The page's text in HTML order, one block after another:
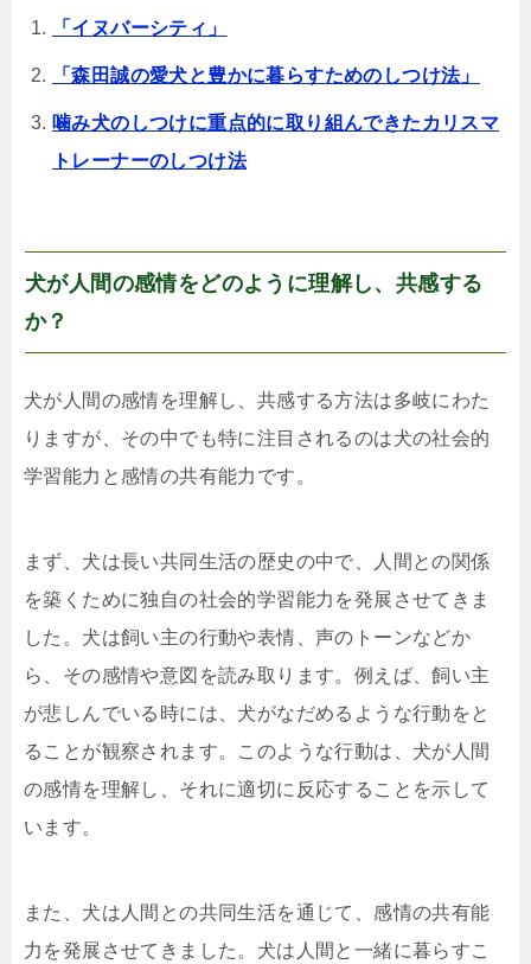
「イヌバーシティ」
「森田誠の愛犬と豊かに暮らすためのしつけ法」
噛み犬のしつけに重点的に取り組んできたカリスマ
トレーナーのしつけ法
犬が人間の感情をどのように理解し、共感する
か？
犬が人間の感情を理解し、共感する方法は多岐にわた
りますが、その中でも特に注目されるのは犬の社会的
学習能力と感情の共有能力です。
まず、犬は長い共同生活の歴史の中で、人間との関係
を築くために独自の社会的学習能力を発展させてきま
した。犬は飼い主の行動や表情、声のトーンなどか
ら、その感情や意図を読み取ります。例えば、飼い主
が悲しんでいる時には、犬がなだめるような行動をと
ることが観察されます。このような行動は、犬が人間
の感情を理解し、それに適切に反応することを示して
います。
また、犬は人間との共同生活を通じて、感情の共有能
力を発展させてきました。犬は人間と一緒に暮らすこ